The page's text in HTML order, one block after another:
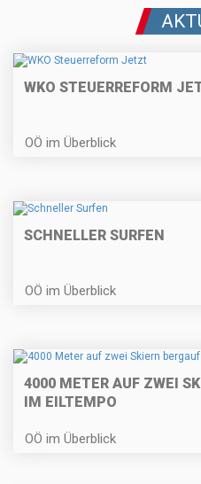
WKO STEUERREFORM
OÖ im Überblick
SCHNELLER SURFEN
OÖ im Überblick
4000 METER AUF ZWEI
IM EILTEMPO
OÖ im Überblick